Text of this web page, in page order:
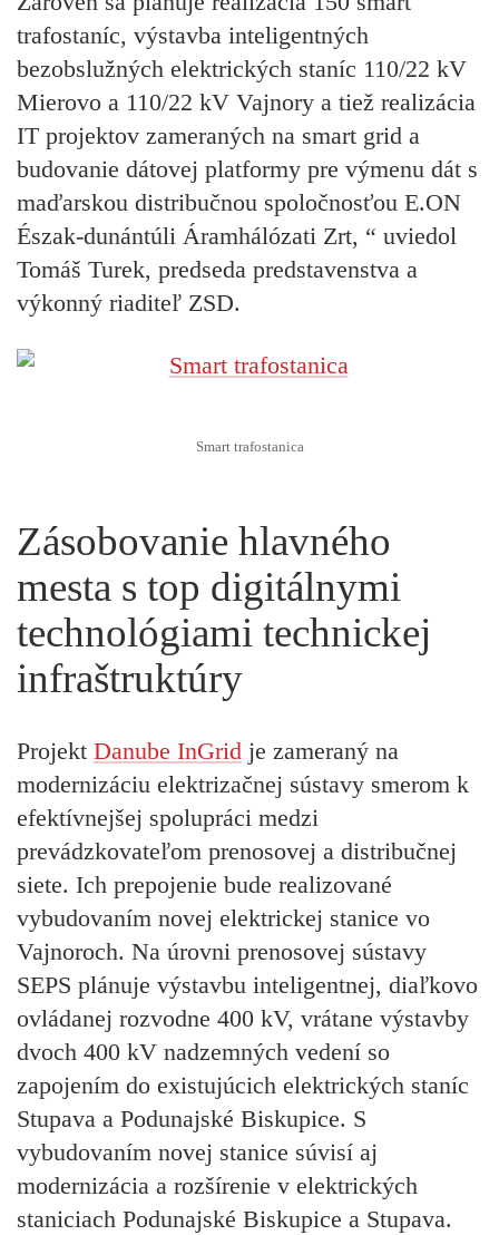
trafostaníc, výstavba inteligentných
bezobslužných elektrických staníc 110/22 kV
Mierovo a 110/22 kV Vajnory a tiež realizácia
IT projektov zameraných na smart grid a
budovanie dátovej platformy pre výmenu dát s
maďarskou distribučnou spoločnosťou E.ON
Észak-dunántúli Áramhálózati Zrt, “ uviedol
Tomáš Turek, predseda predstavenstva a
výkonný riaditeľ ZSD.
Smart trafostanica
Zásobovanie hlavného
mesta s top digitálnymi
technológiami technickej
infraštruktúry
Projekt Danube InGrid je zameraný na
modernizáciu elektrizačnej sústavy smerom k
efektívnejšej spolupráci medzi
prevádzkovateľom prenosovej a distribučnej
siete. Ich prepojenie bude realizované
vybudovaním novej elektrickej stanice vo
Vajnoroch. Na úrovni prenosovej sústavy
SEPS plánuje výstavbu inteligentnej, diaľkovo
ovládanej rozvodne 400 kV, vrátane výstavby
dvoch 400 kV nadzemných vedení so
zapojením do existujúcich elektrických staníc
Stupava a Podunajské Biskupice. S
vybudovaním novej stanice súvisí aj
modernizácia a rozšírenie v elektrických
staniciach Podunajské Biskupice a Stupava.